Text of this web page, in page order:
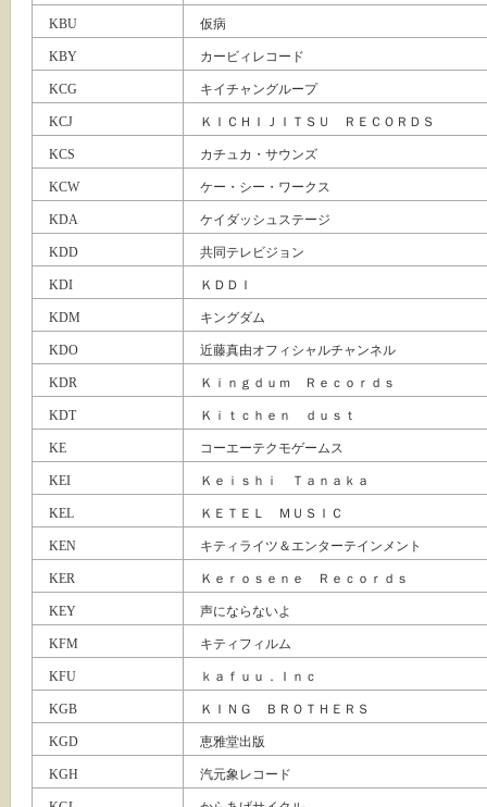
KBU 仮病
KBY カービィレコード
KCG キイチャングループ
KCJ ＫＩＣＨＩＪＩＴＳＵ ＲＥＣＯＲＤＳ
KCS カチュカ・サウンズ
KCW ケー・シー・ワークス
KDA ケイダッシュステージ
KDD 共同テレビジョン
KDI ＫＤＤＩ
KDM キングダム
KDO 近藤真由オフィシャルチャンネル
KDR Ｋｉｎｇｄｕｍ Ｒｅｃｏｒｄｓ
KDT Ｋｉｔｃｈｅｎ ｄｕｓｔ
KE コーエーテクモゲームス
KEI Ｋｅｉｓｈｉ Ｔａｎａｋａ
KEL ＫＥＴＥＬ ＭＵＳＩＣ
KEN キティライツ＆エンターテインメント
KER Ｋｅｒｏｓｅｎｅ Ｒｅｃｏｒｄｓ
KEY 声にならないよ
KFM キティフィルム
KFU ｋａｆｕｕ．Ｉｎｃ
KGB ＫＩＮＧ ＢＲＯＴＨＥＲＳ
KGD 恵雅堂出版
KGH 汽元象レコード